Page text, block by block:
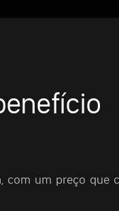
com um preço que